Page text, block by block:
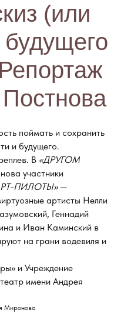
(или
поймать и сохранить
и будущего.
В «ДРУГОМ
участники
ПИЛОТЫ»—
артисты Нелли
Геннадий
и Иван Каминский в
на грани водевиля и
и Учреждение
имени Андрея
Миронова